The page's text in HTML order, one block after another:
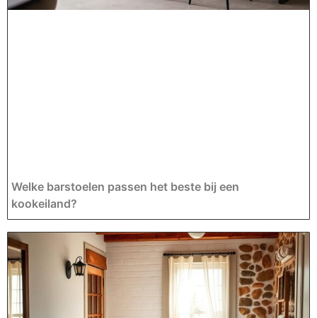
Welke barstoelen passen het beste bij een
kookeiland?